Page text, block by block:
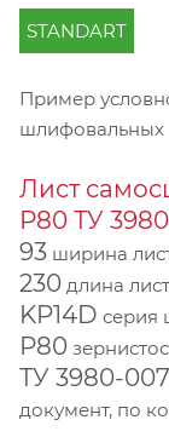
STANDART
Пример
шлифовальных
Лист
Р80 ТУ
93 ширина
230 длина
KP14D серия
Р80
ТУ 3980-
документ, по